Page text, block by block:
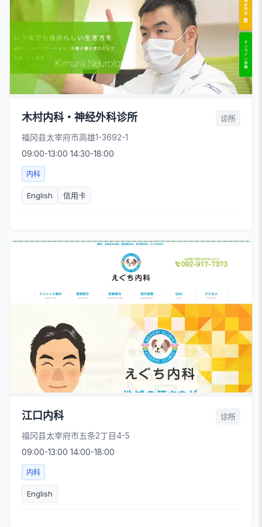
木村内科・神经外科诊所 诊所
福冈县太宰府市高雄1-3692-1
09:00-13:00 14:30-18:00
内科
English 信用卡
江口内科 诊所
福冈县太宰府市五条2丁目4-5
09:00-13:00 14:00-18:00
内科
English